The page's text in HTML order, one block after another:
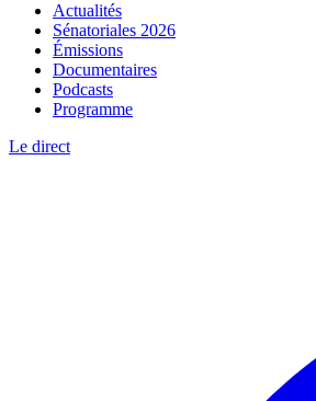
Actualités
Sénatoriales 2026
Émissions
Documentaires
Podcasts
Programme
Le direct